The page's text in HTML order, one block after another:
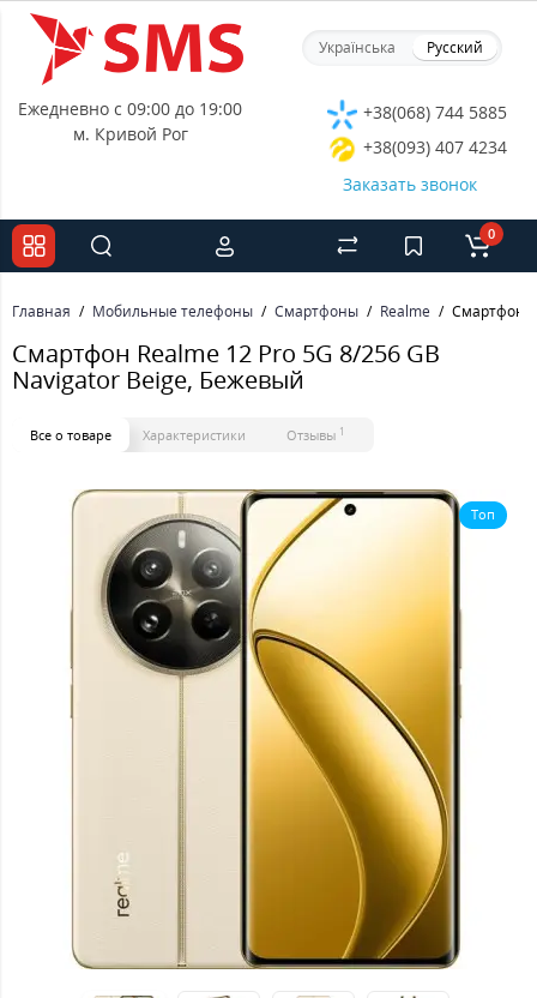
Українська Русский
Ежедневно с 09:00 до 19:00
м. Кривой Рог
+38(068) 744 5885
+38(093) 407 4234
Заказать звонок
0
Главная Мобильные телефоны Смартфоны Realme Смартфон
Смартфон Realme 12 Pro 5G 8/256 GB
Navigator Beige, Бежевый
Все о товаре Характеристики Отзывы 1
Топ